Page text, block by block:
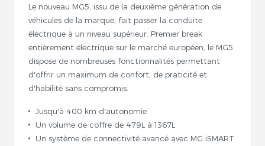
Le nouveau MG5, issu de la deuxième génération de
véhicules de la marque, fait passer la conduite
électrique à un niveau supérieur. Premier break
entièrement électrique sur le marché européen, le MG5
dispose de nombreuses fonctionnalités permettant
d'offrir un maximum de confort, de praticité et
d'habilité sans compromis.
Jusqu'à 400 km d'autonomie
Un volume de coffre de 479L à 1367L
Un système de connectivité avancé avec MG iSMART